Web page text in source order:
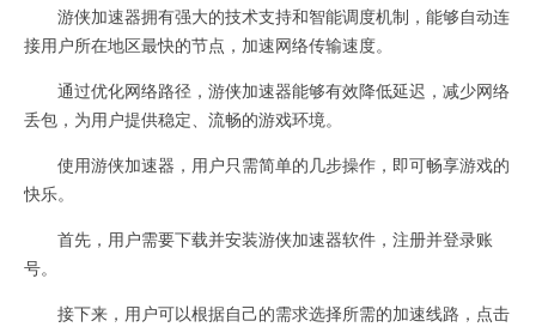
游侠加速器拥有强大的技术支持和智能调度机制，能够自动连
接用户所在地区最快的节点，加速网络传输速度。
通过优化网络路径，游侠加速器能够有效降低延迟，减少网络
丢包，为用户提供稳定、流畅的游戏环境。
使用游侠加速器，用户只需简单的几步操作，即可畅享游戏的
快乐。
首先，用户需要下载并安装游侠加速器软件，注册并登录账
号。
接下来，用户可以根据自己的需求选择所需的加速线路，点击